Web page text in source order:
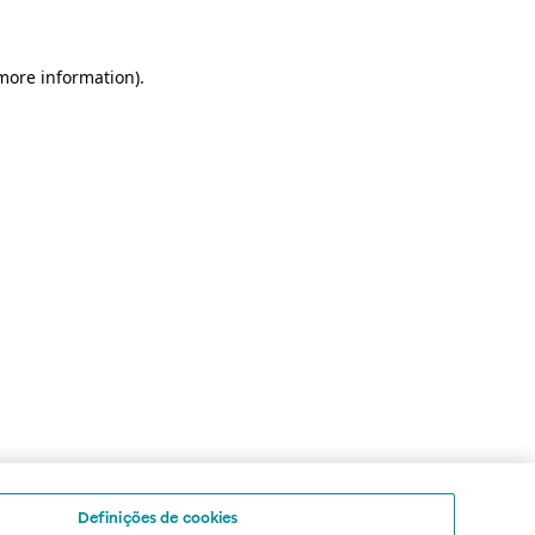
information).
Definições de cookies